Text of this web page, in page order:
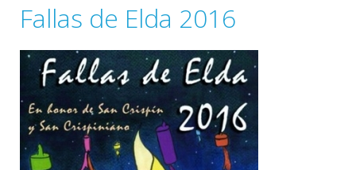
Fallas de Elda 2016